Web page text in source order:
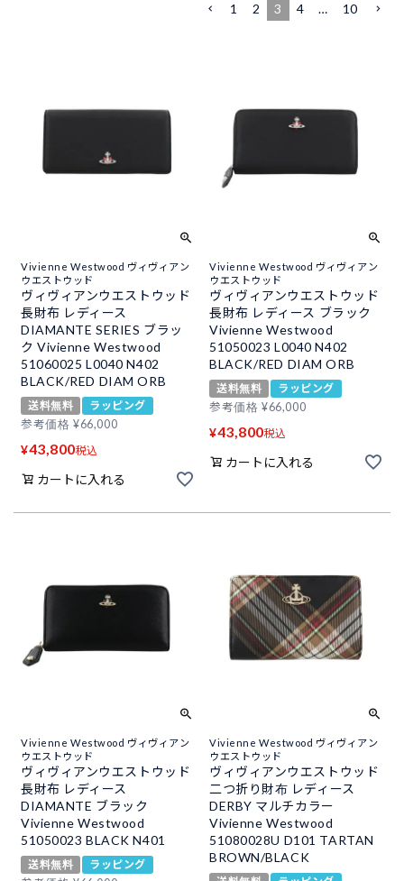
1
2 3 4 … 10
Vivienne Westwood ヴィヴィアン
ウエストウッド
ヴィヴィアンウエストウッド
長財布 レディース
DIAMANTE SERIES ブラッ
ク Vivienne Westwood
51060025 L0040 N402
BLACK/RED DIAM ORB
送料無料
ラッピング
参考価格 ¥66,000
¥43,800税込
カートに入れる
Vivienne Westwood ヴィヴィアン
ウエストウッド
ヴィヴィアンウエストウッド
長財布 レディース ブラック
Vivienne Westwood
51050023 L0040 N402
BLACK/RED DIAM ORB
送料無料
ラッピング
参考価格 ¥66,000
¥43,800税込
カートに入れる
Vivienne Westwood ヴィヴィアン
ウエストウッド
ヴィヴィアンウエストウッド
長財布 レディース
DIAMANTE ブラック
Vivienne Westwood
51050023 BLACK N401
送料無料
ラッピング
Vivienne Westwood ヴィヴィアン
ウエストウッド
ヴィヴィアンウエストウッド
二つ折り財布 レディース
DERBY マルチカラー
Vivienne Westwood
51080028U D101 TARTAN
BROWN/BLACK